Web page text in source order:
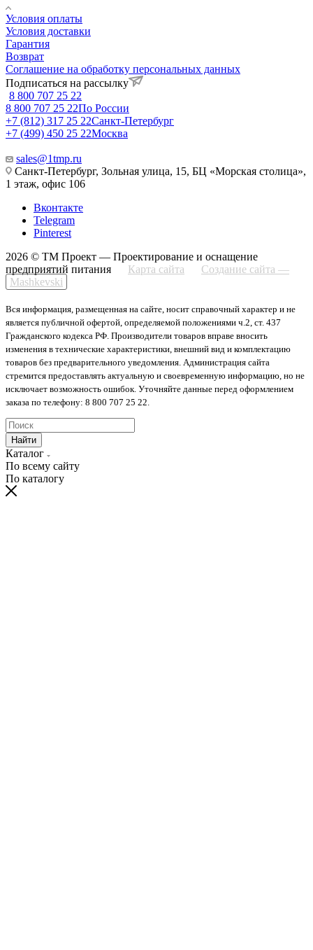
Условия оплаты
Условия доставки
Гарантия
Возврат
Соглашение на обработку персональных данных
Подписаться на рассылку
8 800 707 25 22
8 800 707 25 22По России
+7 (812) 317 25 22Санкт-Петербург
+7 (499) 450 25 22Москва
sales@1tmp.ru
Санкт-Петербург, Зольная улица, 15, БЦ «Морская столица»,
1 этаж, офис 106
Вконтакте
Telegram
Pinterest
2026 © ТМ Проект — Проектирование и оснащение
предприятий питания
Карта сайта
Создание сайта —
Mashkevski
Вся информация, размещенная на сайте, носит справочный характер и не
является публичной офертой, определяемой положениями ч.2, ст. 437
Гражданского кодекса РФ. Производители товаров вправе вносить
изменения в технические характеристики, внешний вид и комплектацию
товаров без предварительного уведомления. Администрация сайта
стремится предоставлять актуальную и своевременную информацию, но не
исключает возможность ошибок. Уточняйте данные перед оформлением
заказа по телефону: 8 800 707 25 22.
Найти
Каталог
По всему сайту
По каталогу